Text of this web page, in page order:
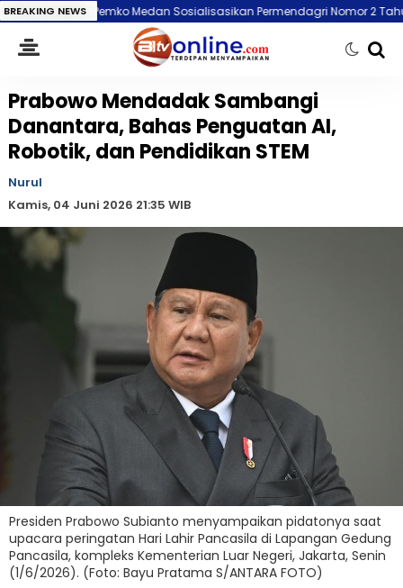
BREAKING NEWS
Medan Sosialisasikan Permendagri Nomor 2 Tahun 2026, Perkuat
Prabowo Mendadak Sambangi
Danantara, Bahas Penguatan AI,
Robotik, dan Pendidikan STEM
Nurul
Kamis, 04 Juni 2026 21:35 WIB
Presiden Prabowo Subianto menyampaikan pidatonya saat
upacara peringatan Hari Lahir Pancasila di Lapangan Gedung
Pancasila, kompleks Kementerian Luar Negeri, Jakarta, Senin
(1/6/2026). (Foto: Bayu Pratama S/ANTARA FOTO)